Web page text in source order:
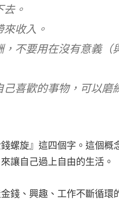
。
收入。
不要用在沒有意義（
喜歡的事物，可以磨
螺旋』這四個字。這個概
讓自己過上自由的生活。
錢、興趣、工作不斷循環